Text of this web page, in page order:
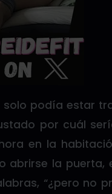
podía estar
por cuál
en la
abrirse la puerta,
“¿pero no